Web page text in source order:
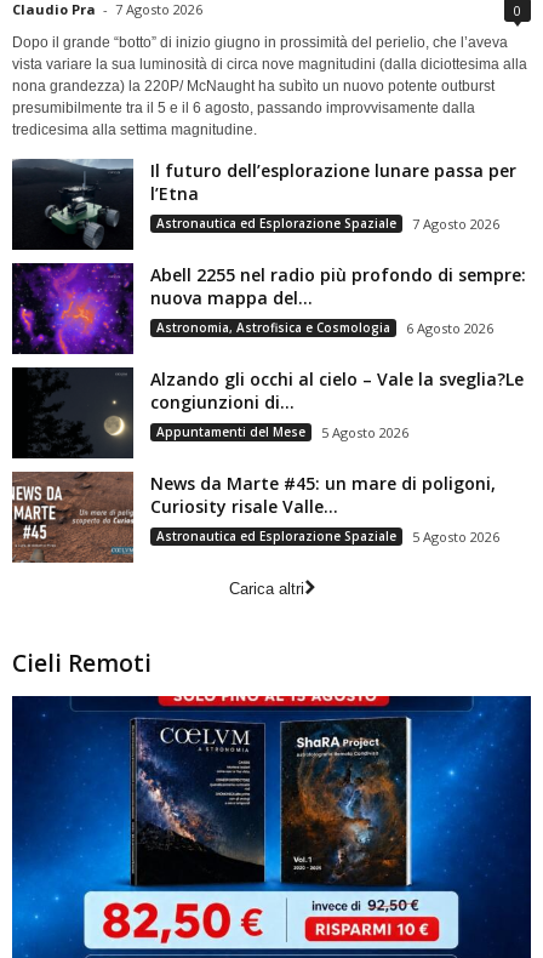
Claudio Pra - 7 Agosto 2026 0
Dopo il grande “botto” di inizio giugno in prossimità del perielio, che l’aveva
vista variare la sua luminosità di circa nove magnitudini (dalla diciottesima alla
nona grandezza) la 220P/ McNaught ha subìto un nuovo potente outburst
presumibilmente tra il 5 e il 6 agosto, passando improvvisamente dalla
tredicesima alla settima magnitudine.
Il futuro dell’esplorazione lunare passa per
l’Etna
Astronautica ed Esplorazione Spaziale 7 Agosto 2026
Abell 2255 nel radio più profondo di sempre:
nuova mappa del...
Astronomia, Astrofisica e Cosmologia 6 Agosto 2026
Alzando gli occhi al cielo – Vale la sveglia?Le
congiunzioni di...
Appuntamenti del Mese 5 Agosto 2026
News da Marte #45: un mare di poligoni,
Curiosity risale Valle...
Astronautica ed Esplorazione Spaziale 5 Agosto 2026
Carica altri
Cieli Remoti